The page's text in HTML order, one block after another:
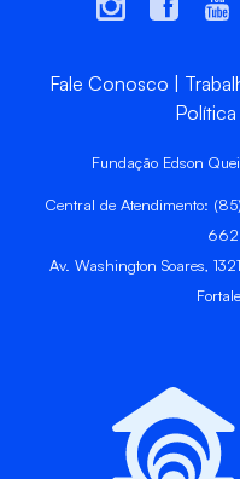
Fale Conosco
Fundação Edson
Central de Atendimento:
Av. Washington Soares,